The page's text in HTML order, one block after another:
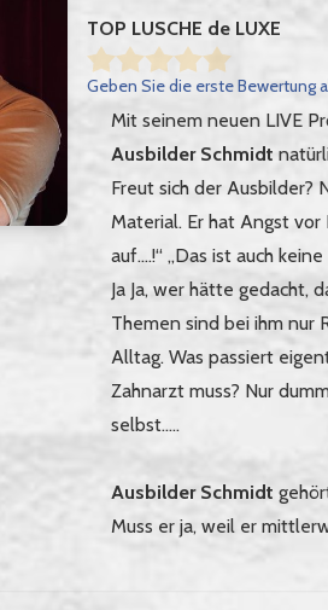
TOP LUSCHE de LUXE
Geben Sie die erste Bewertung
Mit seinem neuen LIVE
Ausbilder Schmidt
Freut sich der Ausbilder?
Material. Er hat Angst vor
auf….!“ „Das ist auch
Ja Ja, wer hätte gedacht,
Themen sind bei ihm nur
Alltag. Was passiert
Zahnarzt muss? Nur
selbst…..
Ausbilder Schmidt
Muss er ja, weil er